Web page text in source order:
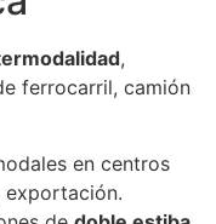
,
ferrocarril, camión
en centros
exportación.